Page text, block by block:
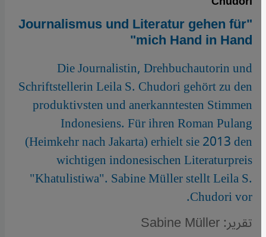
"Journalismus und Literatur gehen für
mich Hand in Hand"
Die Journalistin, Drehbuchautorin und
Schriftstellerin Leila S. Chudori gehört zu den
produktivsten und anerkanntesten Stimmen
Indonesiens. Für ihren Roman Pulang
(Heimkehr nach Jakarta) erhielt sie 2013 den
wichtigen indonesischen Literaturpreis
"Khatulistiwa". Sabine Müller stellt Leila S.
Chudori vor.
تقرير: Sabine Müller